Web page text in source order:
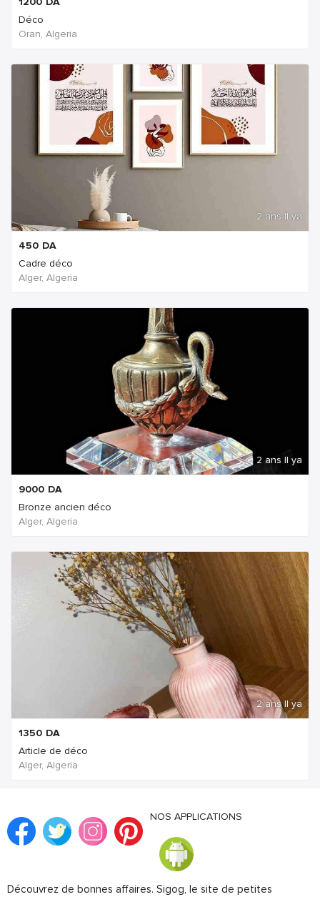
Déco
Oran, Algeria
2 ans Il ya
450 DA
Cadre déco
Alger, Algeria
2 ans Il ya
9000 DA
Bronze ancien déco
Alger, Algeria
2 ans Il ya
1350 DA
Article de déco
Alger, Algeria
NOS APPLICATIONS
Découvrez de bonnes affaires. Sigog, le site de petites